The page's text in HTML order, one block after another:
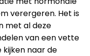
verergeren. Het is
met al deze
van een vette
kijken naar de